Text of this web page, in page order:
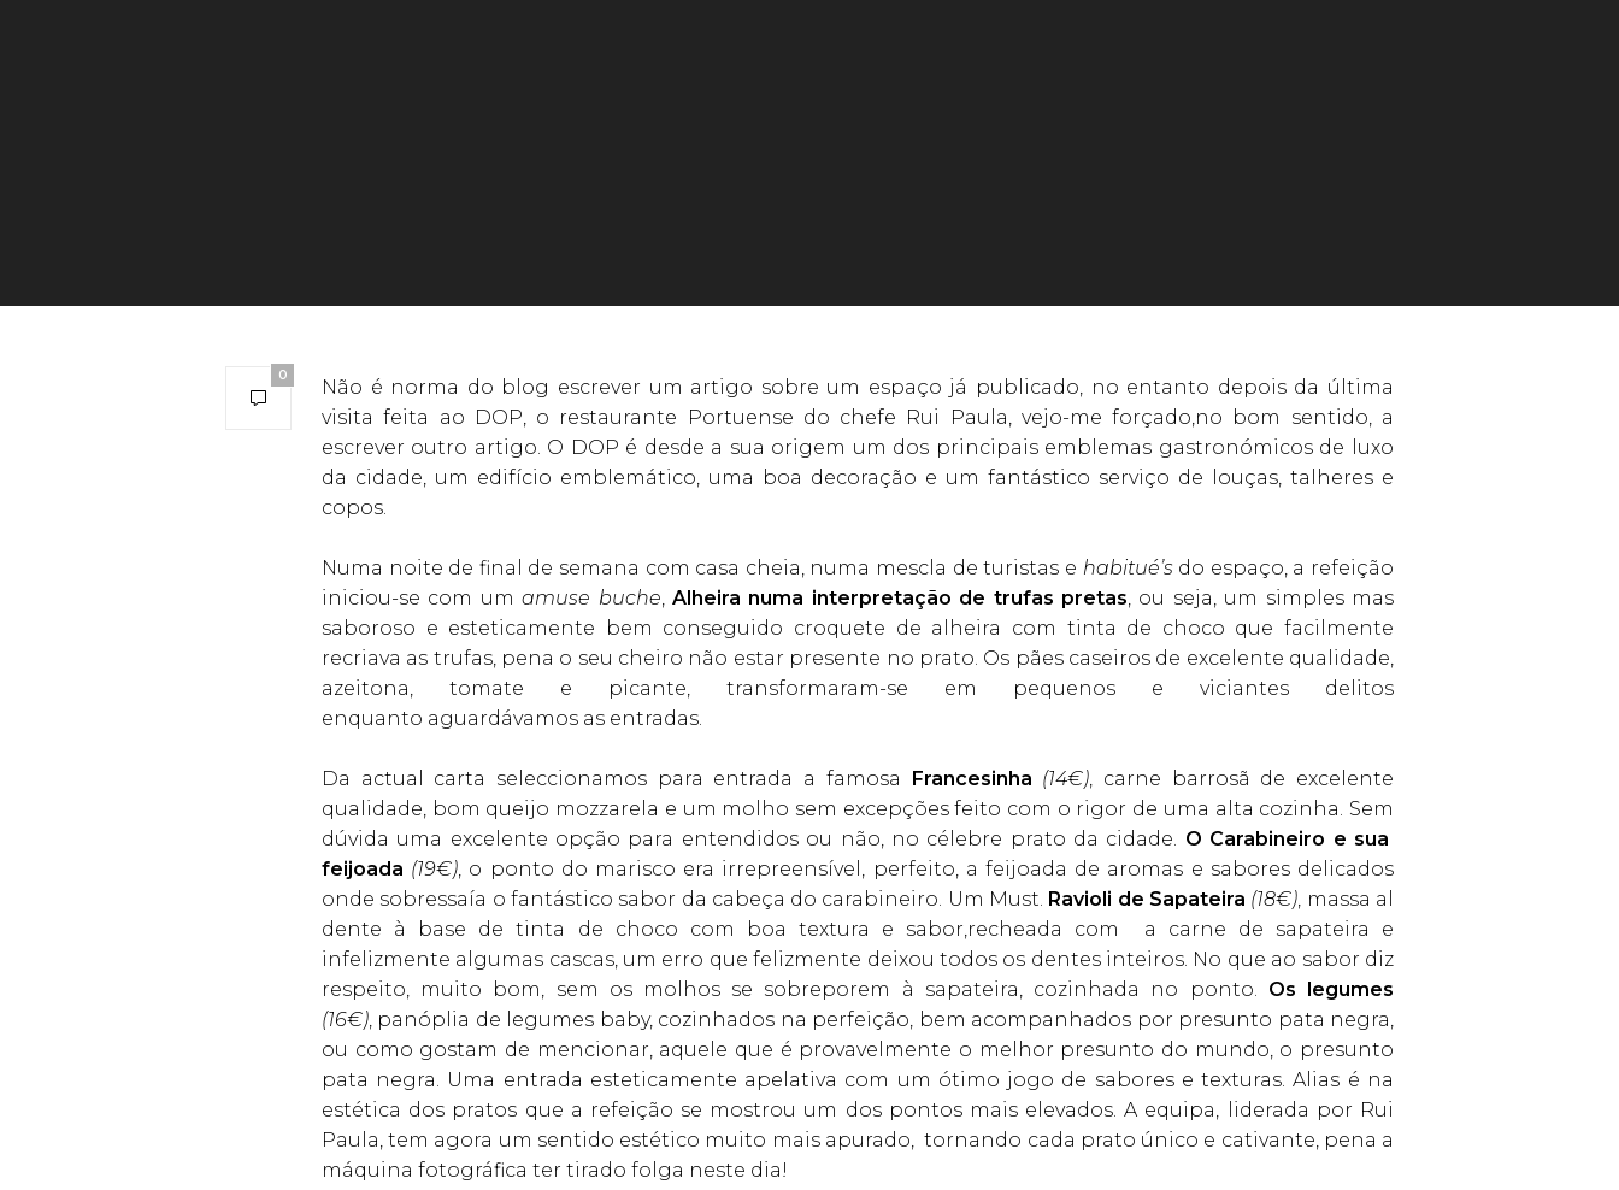
0
Não é norma do blog escrever um artigo sobre um espaço já publicado, no entanto depois da última
visita feita ao DOP, o restaurante Portuense do chefe Rui Paula, vejo-me forçado,no bom sentido, a
escrever outro artigo. O DOP é desde a sua origem um dos principais emblemas gastronómicos de luxo
da cidade, um edifício emblemático, uma boa decoração e um fantástico serviço de louças, talheres e
copos.
Numa noite de final de semana com casa cheia, numa mescla de turistas e habitué’s do espaço, a refeição
iniciou-se com umamuse buche ,Alheira numa interpretação de trufas pretas , ou seja, um simples mas
saboroso e esteticamente bem conseguido croquete de alheira com tinta de choco que facilmente
recriava as trufas, pena o seu cheiro não estar presente no prato. Os pães caseiros de excelente qualidade,
azeitona, tomate e picante, transformaram-se em pequenos e viciantes delitos
enquanto aguardávamos as entradas.
Da actual carta seleccionamos para entrada a famosa Francesinha (14€) , carne barrosã de excelente
qualidade, bom queijo mozzarela e um molho sem excepções feito com o rigor de uma alta cozinha. Sem
dúvida uma excelente opção para entendidos ou não, no célebre prato da cidade. O Carabineiro e sua
feijoada (19€) , o ponto do marisco era irrepreensível, perfeito, a feijoada de aromas e sabores delicados
onde sobressaía o fantástico sabor da cabeça do carabineiro. Um Must. Ravioli de Sapateira (18€) , massa al
dente à base de tinta de choco com boa textura e sabor,recheada com a carne de sapateira e
infelizmente algumas cascas, um erro que felizmente deixou todos os dentes inteiros. No que ao sabor diz
respeito, muito bom, sem os molhos se sobreporem à sapateira, cozinhada no ponto. Os legumes
(16€) , panóplia de legumes baby, cozinhados na perfeição, bem acompanhados por presunto pata negra,
ou como gostam de mencionar, aquele que é provavelmente o melhor presunto do mundo, o presunto
pata negra. Uma entrada esteticamente apelativa com um ótimo jogo de sabores e texturas. Alias é na
estética dos pratos que a refeição se mostrou um dos pontos mais elevados. A equipa, liderada por Rui
Paula, tem agora um sentido estético muito mais apurado, tornando cada prato único e cativante, pena a
máquina fotográfica ter tirado folga neste dia!